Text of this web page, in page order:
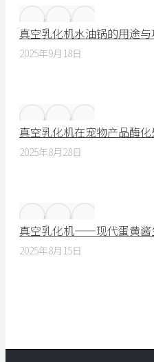
真空乳化机水油锅的用途
2025年9月18日
真空乳化机在宠物产品酶
2025年8月28日
真空乳化机——现代蛋黄酱
2025年8月15日